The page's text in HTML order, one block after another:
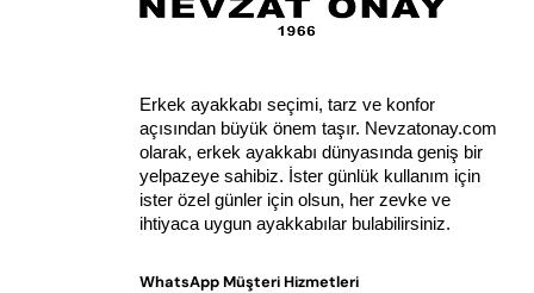
Erkek ayakkabı seçimi, tarz ve konfor
açısından büyük önem taşır. Nevzatonay.com
olarak, erkek ayakkabı dünyasında geniş bir
yelpazeye sahibiz. İster günlük kullanım için
ister özel günler için olsun, her zevke ve
ihtiyaca uygun ayakkabılar bulabilirsiniz.
WhatsApp Müşteri Hizmetleri